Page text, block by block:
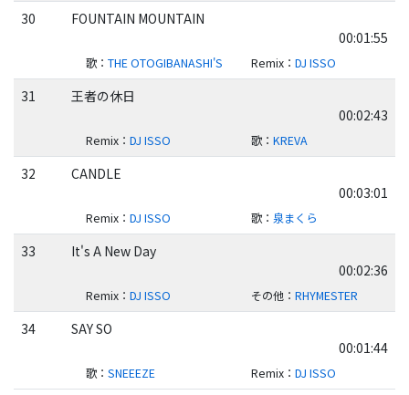
30
FOUNTAIN MOUNTAIN
00:01:55
歌： THE OTOGIBANASHI'S Remix： DJ ISSO
31
王者の休日
00:02:43
Remix： DJ ISSO 歌： KREVA
32
CANDLE
00:03:01
Remix： DJ ISSO 歌： 泉まくら
33
It's A New Day
00:02:36
Remix： DJ ISSO その他： RHYMESTER
34
SAY SO
00:01:44
歌： SNEEEZE Remix： DJ ISSO